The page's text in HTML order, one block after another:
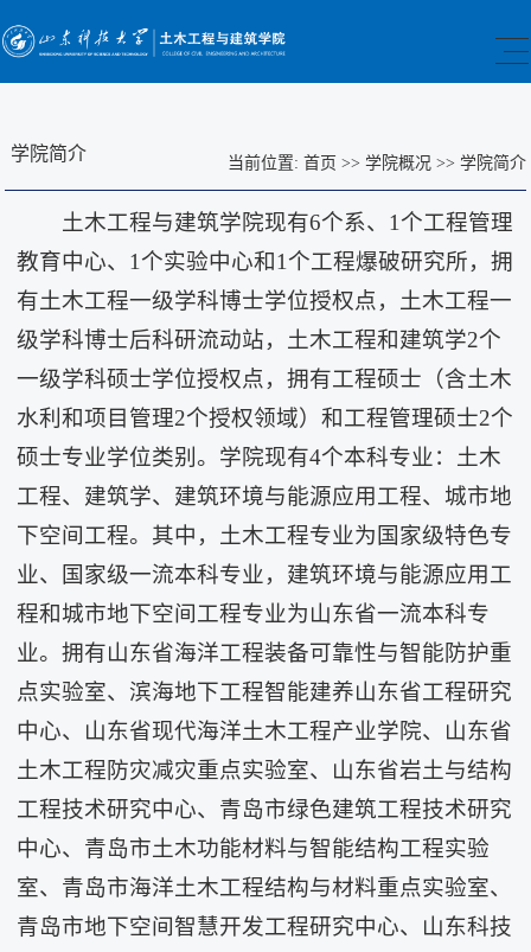
学院简介 当前位置: 首页 >> 学院概况>> 学院简介
土木工程与建筑学院现有6个系、1个工程管理
教育中心、1个实验中心和1个工程爆破研究所，拥
有土木工程一级学科博士学位授权点，土木工程一
级学科博士后科研流动站，土木工程和建筑学2个
一级学科硕士学位授权点，拥有工程硕士（含土木
水利和项目管理2个授权领域）和工程管理硕士2个
硕士专业学位类别。学院现有4个本科专业：土木
工程、建筑学、建筑环境与能源应用工程、城市地
下空间工程。其中，土木工程专业为国家级特色专
业、国家级一流本科专业，建筑环境与能源应用工
程和城市地下空间工程专业为山东省一流本科专
业。拥有山东省海洋工程装备可靠性与智能防护重
点实验室、滨海地下工程智能建养山东省工程研究
中心、山东省现代海洋土木工程产业学院、山东省
土木工程防灾减灾重点实验室、山东省岩土与结构
工程技术研究中心、青岛市绿色建筑工程技术研究
中心、青岛市土木功能材料与智能结构工程实验
室、青岛市海洋土木工程结构与材料重点实验室、
青岛市地下空间智慧开发工程研究中心、山东科技